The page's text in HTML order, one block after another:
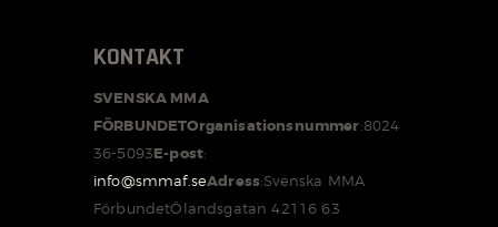
KONTAKT
SVENSKA MMA
FÖRBUNDETOrganisationsnummer:8024
36-5093E-post:
info@smmaf.seAdress:Svenska MMA
FörbundetÖlandsgatan 42116 63